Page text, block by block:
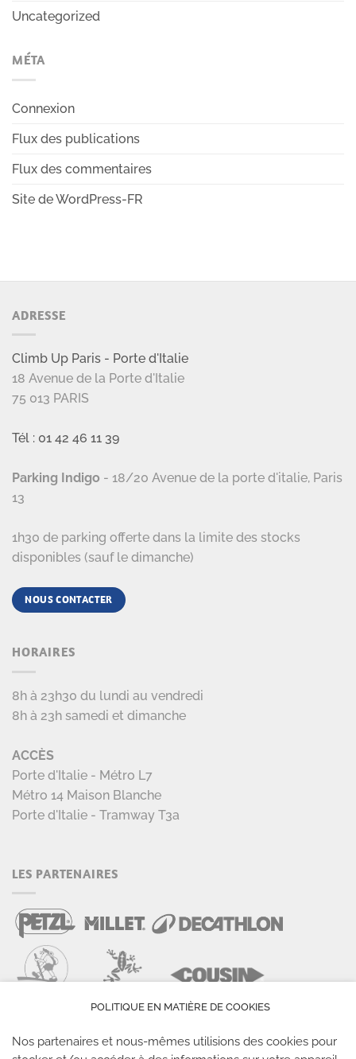
Uncategorized
MÉTA
Connexion
Flux des publications
Flux des commentaires
Site de WordPress-FR
ADRESSE
Climb Up Paris - Porte d'Italie
18 Avenue de la Porte d'Italie
75 013 PARIS
Tél : 01 42 46 11 39
Parking Indigo - 18/20 Avenue de la porte d'italie, Paris
13
1h30 de parking offerte dans la limite des stocks
disponibles (sauf le dimanche)
NOUS CONTACTER
HORAIRES
8h à 23h30 du lundi au vendredi
8h à 23h samedi et dimanche
ACCÈS
Porte d'Italie - Métro L7
Métro 14 Maison Blanche
Porte d'Italie - Tramway T3a
LES PARTENAIRES
POLITIQUE EN MATIÈRE DE COOKIES
Nos partenaires et nous-mêmes utilisions des cookies pour